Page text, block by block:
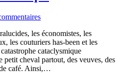
les économistes, les
les couturiers has-been et les
cataclysmique
petit cheval partout, des veuves, des
café. Ainsi,…